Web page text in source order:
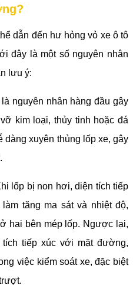
dẫn đến hư hỏng vỏ xe ô tô
đây là một số nguyên nhân
lưu ý:
nguyên nhân hàng đầu gây
kim loại, thủy tinh hoặc đá
dàng xuyên thủng lốp xe, gây
lốp bị non hơi, diện tích tiếp
tăng ma sát và nhiệt độ,
hai bên mép lốp. Ngược lại,
tiếp xúc với mặt đường,
việc kiểm soát xe, đặc biệt